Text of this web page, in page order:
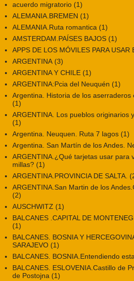
acuerdo migratorio (1)
ALEMANIA.BREMEN (1)
ALEMANIA.Ruta romantica (1)
AMSTERDAM.PAÍSES BAJOS (1)
APPS DE LOS MÓVILES PARA USAR
ARGENTINA (3)
ARGENTINA Y CHILE (1)
ARGENTINA:Pcia del Neuquén (1)
Argentina. Historia de los aserraderos
(1)
ARGENTINA. Los pueblos originarios
(1)
Argentina. Neuquen. Ruta 7 lagos (1)
Argentina. San Martín de los Andes.
ARGENTINA.¿Qué tarjetas usar para
millas? (1)
ARGENTINA.PROVINCIA DE SALTA.
ARGENTINA.San Martin de los
(2)
AUSCHWITZ (1)
BALCANES .CAPITAL DE
(1)
BALCANES. BOSNIA Y
SARAJEVO (1)
BALCANES. BOSNIA.Entendiendo
BALCANES. ESLOVENIA.Castillo de
de Postojna (1)